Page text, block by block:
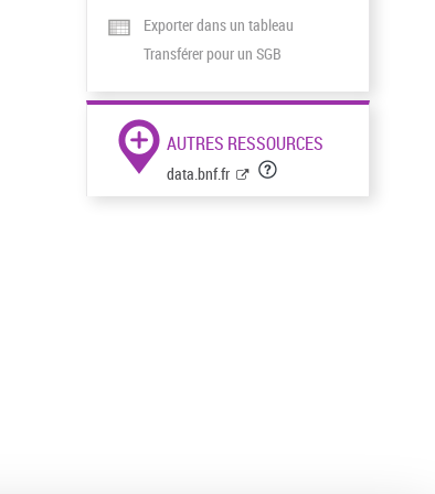
Exporter dans un tableau
Transférer pour un SGB
AUTRES RESSOURCES
data.bnf.fr